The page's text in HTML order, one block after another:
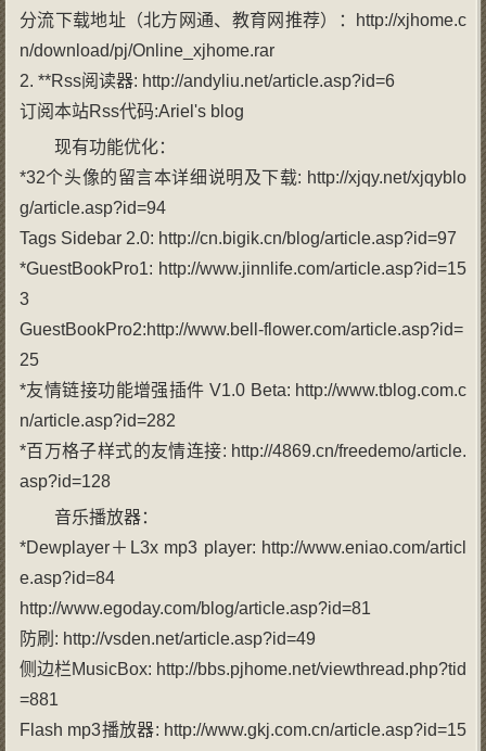
分流下载地址（北方网通、教育网推荐）：http://xjhome.c
n/download/pj/Online_xjhome.rar
2. **Rss阅读器: http://andyliu.net/article.asp?id=6
订阅本站Rss代码:Ariel's blog
现有功能优化：
*32个头像的留言本详细说明及下载: http://xjqy.net/xjqyblo
g/article.asp?id=94
Tags Sidebar 2.0: http://cn.bigik.cn/blog/article.asp?id=97
*GuestBookPro1: http://www.jinnlife.com/article.asp?id=15
3
GuestBookPro2:http://www.bell-flower.com/article.asp?id=
25
*友情链接功能增强插件 V1.0 Beta: http://www.tblog.com.c
n/article.asp?id=282
*百万格子样式的友情连接: http://4869.cn/freedemo/article.
asp?id=128
音乐播放器：
*Dewplayer＋L3x mp3 player: http://www.eniao.com/articl
e.asp?id=84
http://www.egoday.com/blog/article.asp?id=81
防刷: http://vsden.net/article.asp?id=49
侧边栏MusicBox: http://bbs.pjhome.net/viewthread.php?tid
=881
Flash mp3播放器: http://www.gkj.com.cn/article.asp?id=15